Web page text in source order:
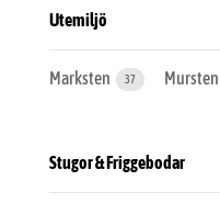
Utemiljö
Marksten 37 Mursten
Stugor & Friggebodar